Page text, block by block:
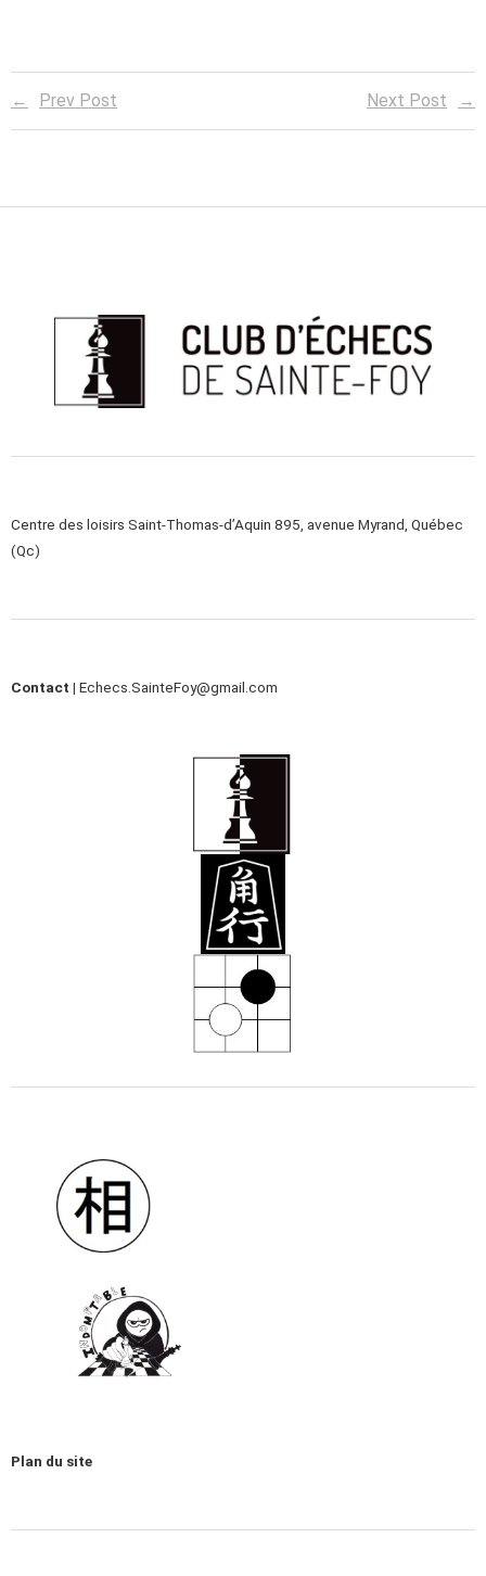
Prev Post Next Post
Centre des loisirs Saint-Thomas-d’Aquin 895, avenue Myrand, Québec
(Qc)
Contact | Echecs.SainteFoy@gmail.com
Plan du site